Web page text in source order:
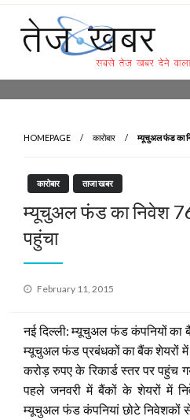
Skip
content
HOMEPAGE कारोबार म्यूचुअल फंड का
कारोबार ताजा खबर
म्यूचुअल फंड का निवेश
पहुंचा
Posted
February 11, 2015
नई दिल्ली: म्यूचुअल फंड कंपनियों का
म्यूचुअल फंड प्रबंधकों का बैंक शेयरों
करोड़ रुपए के रिकार्ड स्तर पर
पहले जनवरी में बैंकों के शेयरों में
म्यूचुअल फंड कंपनियां छोटे निवेशकों